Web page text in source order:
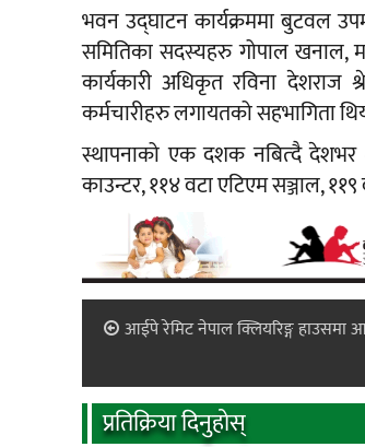
भवन उद्घाटन कार्यक्रममा बुटवल
समितिका सदस्यहरु गोपाल खनाल,
कार्यकारी अधिकृत रविना देशराज
कर्मचारीहरु लगायतको सहभागिता
स्थापनाको एक दशक नबित्दै देशभर
काउन्टर, ११४ वटा एटिएम सञ्जाल,
आईपे रेमिट नेपाल क्लियरिङ्ग हाउसमा
प्रतिक्रिया दिनुहोस्